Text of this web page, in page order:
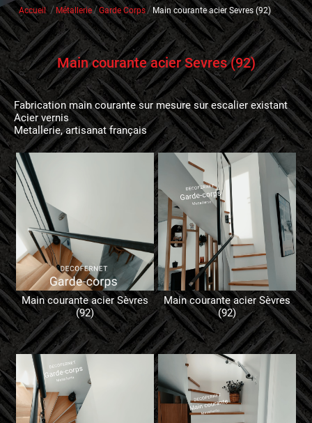
Accueil / Métallerie/Garde Corps/ Main courante acier Sevres (92)
Main courante acier Sevres (92)
Fabrication main courante sur mesure sur escalier existant
Acier vernis
Metallerie, artisanat français
Main courante acier Sèvres
(92)
Main courante acier Sèvres
(92)